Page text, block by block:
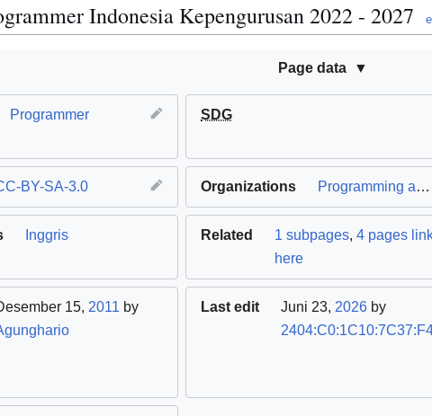
Indonesia Kepengurusan 2022 - 2027
Page data
Programmer SDG
BY-SA-3.0 Organizations Programming a CR1000 Datalogger
Inggris Related 1 subpages,4 pages
here
15, 2011 by
Last edit Juni 23, 2026 by